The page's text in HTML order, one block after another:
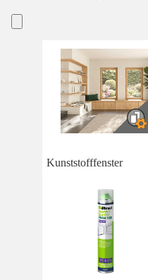
Kunststofffenster